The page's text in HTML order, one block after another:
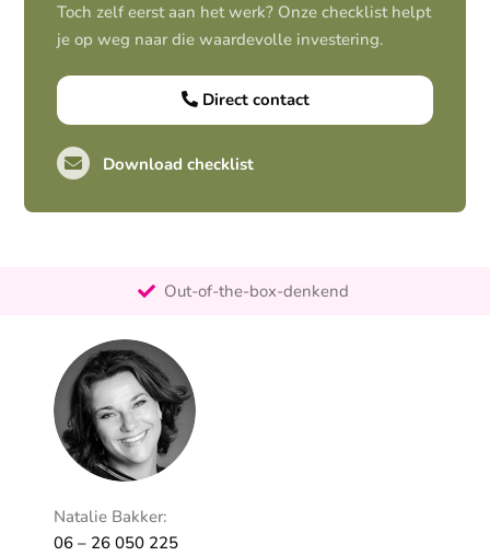
Toch zelf eerst aan het werk? Onze checklist helpt
je op weg naar die waardevolle investering.
Direct contact
Download checklist
Out-of-the-box-denkend
Natalie Bakker:
06 – 26 050 225